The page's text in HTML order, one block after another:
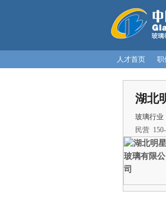
人才首页 职
湖北
玻璃行业
民营